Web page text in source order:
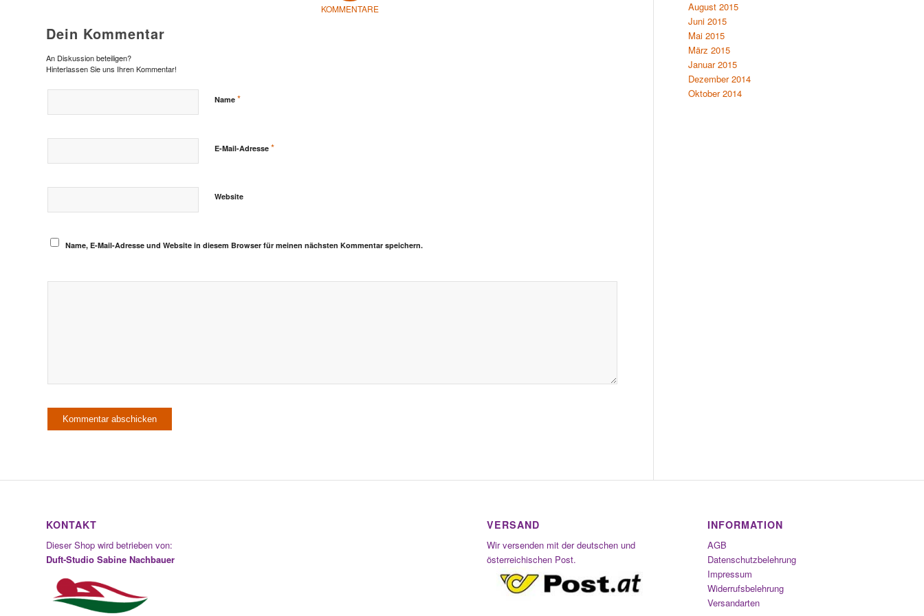
KOMMENTARE
Dein Kommentar
An Diskussion beteiligen?
Hinterlassen Sie uns Ihren Kommentar!
Name *
E-Mail-Adresse *
Website
Name, E-Mail-Adresse und Website in diesem Browser für meinen nächsten Kommentar speichern.
August 2015
Juni 2015
Mai 2015
März 2015
Januar 2015
Dezember 2014
Oktober 2014
KONTAKT
Dieser Shop wird betrieben von:
Duft-Studio Sabine Nachbauer
VERSAND
Wir versenden mit der deutschen und
österreichischen Post.
INFORMATION
AGB
Datenschutzbelehrung
Impressum
Widerrufsbelehrung
Versandarten